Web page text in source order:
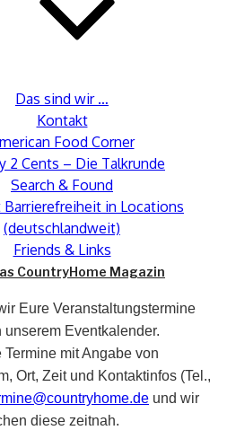
Das sind wir …
Kontakt
Food Corner
2 Cents – Die Talkrunde
Search & Found
Barrierefreiheit in Locations
(deutschlandweit)
Friends & Links
CountryHome Magazin
Eure Veranstaltungstermine
Eventkalender.
mit Angabe von
Ort, Zeit und Kontaktinfos (Tel.,
und wir
diese zeitnah.